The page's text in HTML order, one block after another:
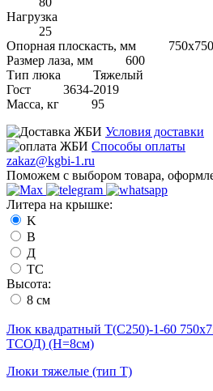
Нагрузка
25
Опорная плоскасть, мм
750х750
Размер лаза, мм
600
Тип люка
Тяжелый
Гост
3634-2019
Масса, кг
95
Условия доставки
Способы оплаты
zakaz@kgbi-1.ru
Поможем с выбором товара,
Литера на крышке:
K
B
Д
ТС
Высота:
8 cм
Люк квадратный Т(С250)-1-60
ТСОД) (H=8cм)
Люки тяжелые (тип Т)